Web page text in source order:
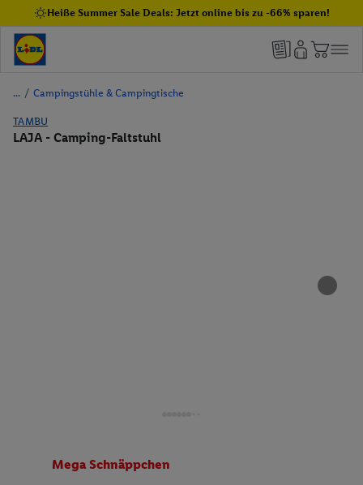
Heiße Summer Sale Deals: Jetzt online bis zu -66% sparen!
/ Campingstühle & Campingtische
TAMBU
LAJA - Camping-Faltstuhl
Mega Schnäppchen